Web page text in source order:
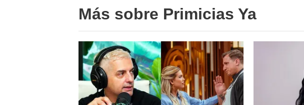
Más sobre Primicias Ya